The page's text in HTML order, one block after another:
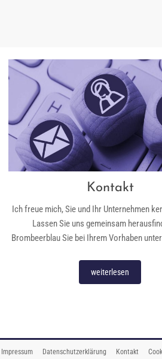
Kontakt
Ich freue mich, Sie und Ihr Unternehmen
Lassen Sie uns gemeinsam
Brombeerblau Sie bei Ihrem Vorhaben
weiterlesen
Impressum Datenschutzerklärung Kontakt